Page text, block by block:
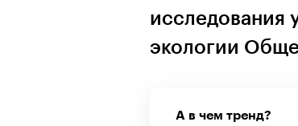
исследования
экологии
А в чем тренд?